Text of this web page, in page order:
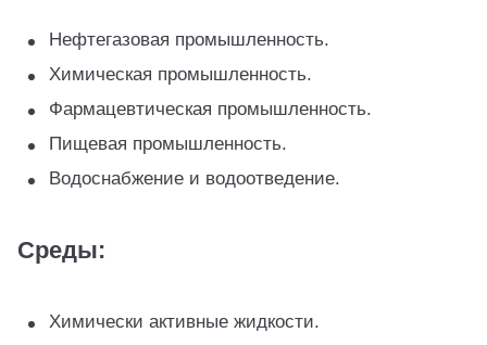
Нефтегазовая промышленность.
Химическая промышленность.
Фармацевтическая промышленность.
Пищевая промышленность.
Водоснабжение и водоотведение.
Среды:
Химически активные жидкости.